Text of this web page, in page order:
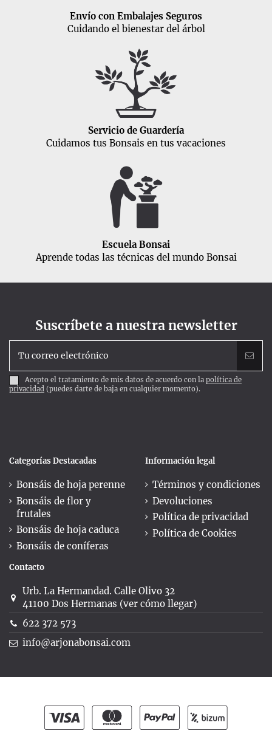
Envío con Embalajes Seguros
Cuidando el bienestar del árbol
Servicio de Guardería
Cuidamos tus Bonsais en tus vacaciones
Escuela Bonsai
Aprende todas las técnicas del mundo Bonsai
Suscríbete a nuestra newsletter
Acepto el tratamiento de mis datos de acuerdo con la política de
privacidad (puedes darte de baja en cualquier momento).
Categorías Destacadas
Bonsáis de hoja perenne
Bonsáis de flor y
frutales
Bonsáis de hoja caduca
Bonsáis de coníferas
Información legal
Términos y condiciones
Devoluciones
Política de privacidad
Política de Cookies
Contacto
Urb. La Hermandad. Calle Olivo 32
41100 Dos Hermanas (ver cómo llegar)
622 372 573
info@arjonabonsai.com